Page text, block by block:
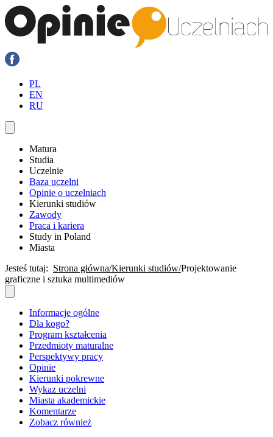
PL
EN
RU
Matura
Studia
Uczelnie
Baza uczelni
Opinie o uczelniach
Kierunki studiów
Zawody
Praca i kariera
Study in Poland
Miasta
Jesteś tutaj: Strona główna Kierunki studiów Projektowanie
graficzne i sztuka multimediów
Informacje ogólne
Dla kogo?
Program kształcenia
Przedmioty maturalne
Perspektywy pracy
Opinie
Kierunki pokrewne
Wykaz uczelni
Miasta akademickie
Komentarze
Zobacz również